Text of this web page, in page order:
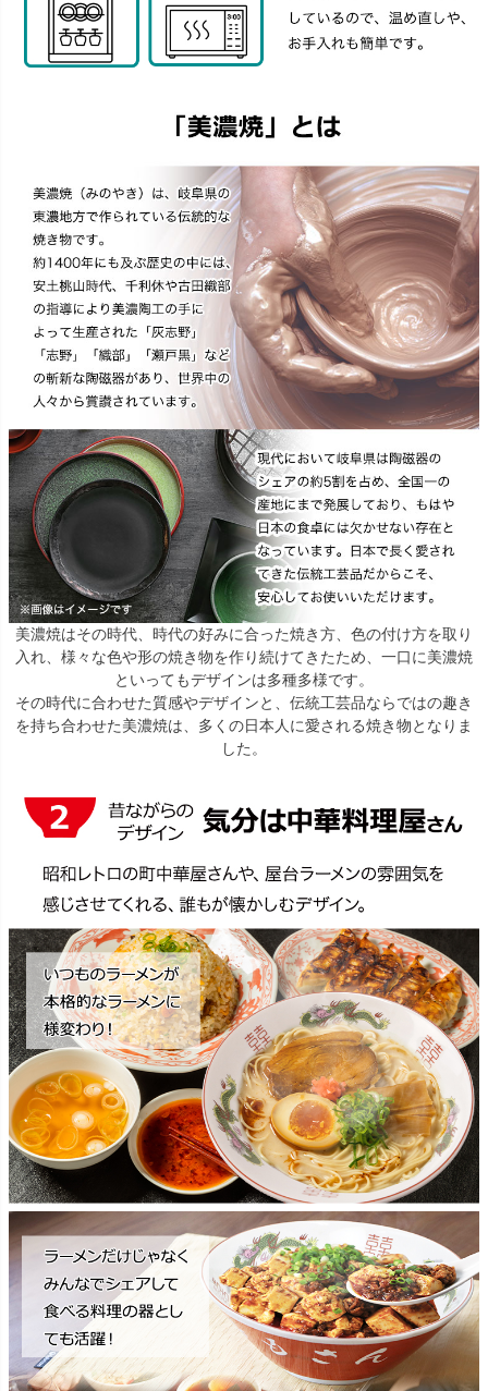
美濃焼はその時代、時代の好みに合った焼き方、色の付け方を取り
入れ、様々な色や形の焼き物を作り続けてきたため、一口に美濃焼
といってもデザインは多種多様です。
その時代に合わせた質感やデザインと、伝統工芸品ならではの趣き
を持ち合わせた美濃焼は、多くの日本人に愛される焼き物となりま
した。